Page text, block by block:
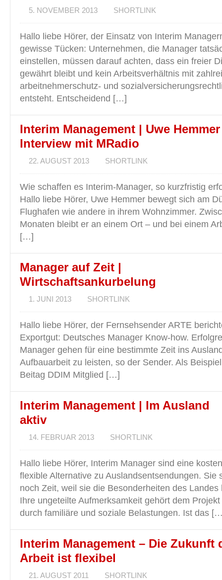
5. NOVEMBER 2013 SHORTLINK
Hallo liebe Hörer, der Einsatz von Interim
gewisse Tücken: Unternehmen, die Manager
einstellen, müssen darauf achten, dass ein freier
gewährt bleibt und kein Arbeitsverhältnis mit
arbeitnehmerschutz- und
entsteht. Entscheidend […]
Interim Management | Uwe
Interview mit MRadio
22. AUGUST 2013 SHORTLINK
Wie schaffen es Interim-Manager, so kurzfristig
Hallo liebe Hörer, Uwe Hemmer bewegt sich am
Flughafen wie andere in ihrem Wohnzimmer.
Monaten bleibt er an einem Ort – und bei einem
[…]
Manager auf Zeit |
Wirtschaftsankurbelung
1. JUNI 2013 SHORTLINK
Hallo liebe Hörer, der Fernsehsender ARTE
Exportgut: Deutsches Manager Know-how.
Manager gehen für eine bestimmte Zeit ins
Aufbauarbeit zu leisten, so der Sender. Als
Beitag DDIM Mitglied […]
Interim Management | Im Ausland
aktiv
14. FEBRUAR 2013 SHORTLINK
Hallo liebe Hörer, Interim Manager sind eine
flexible Alternative zu Auslandsentsendungen. Sie
noch Zeit, weil sie die Besonderheiten des Landes
Ihre ungeteilte Aufmerksamkeit gehört dem
durch familiäre und soziale Belastungen. Ist das
Interim Management – Die Zukunft
Arbeit ist flexibel
21. AUGUST 2011 SHORTLINK